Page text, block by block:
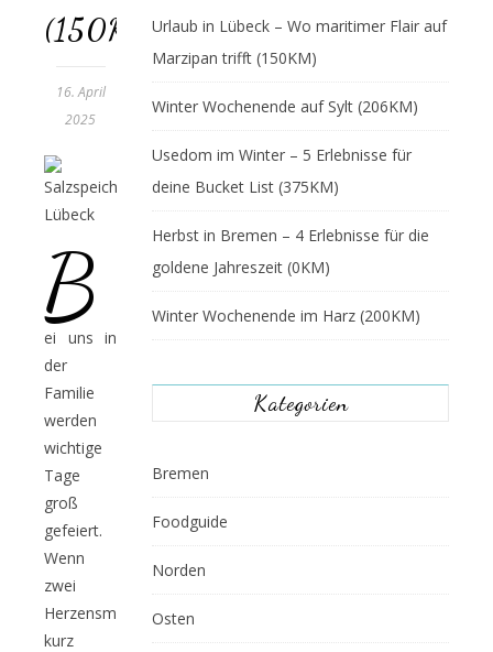
(150KM)
16. April
2025
B
ei uns in
der
Familie
werden
wichtige
Tage
groß
gefeiert.
Wenn
zwei
Herzensmenschen
kurz
Urlaub in Lübeck – Wo maritimer Flair auf
Marzipan trifft (150KM)
Winter Wochenende auf Sylt (206KM)
Usedom im Winter – 5 Erlebnisse für
deine Bucket List (375KM)
Herbst in Bremen – 4 Erlebnisse für die
goldene Jahreszeit (0KM)
Winter Wochenende im Harz (200KM)
Kategorien
Bremen
Foodguide
Norden
Osten